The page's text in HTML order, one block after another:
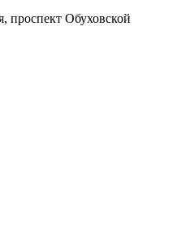
проспект Обуховской